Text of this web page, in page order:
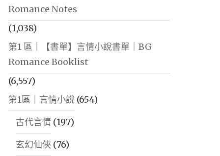
Romance Notes
(1,038)
第1 區｜【書單】言情小說書單｜BG
Romance Booklist
(6,557)
第1區｜言情小說(654)
古代言情(197)
玄幻仙俠 (76)